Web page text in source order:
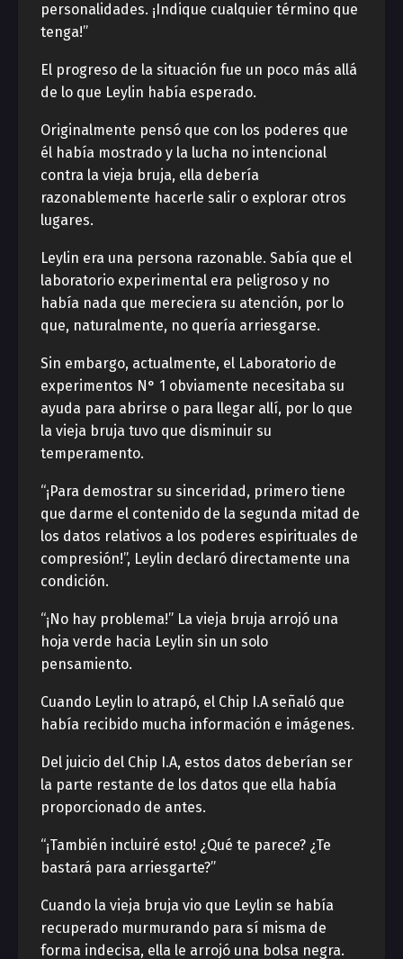
personalidades. ¡Indique cualquier término que
tenga!”
El progreso de la situación fue un poco más allá
de lo que Leylin había esperado.
Originalmente pensó que con los poderes que
él había mostrado y la lucha no intencional
contra la vieja bruja, ella debería
razonablemente hacerle salir o explorar otros
lugares.
Leylin era una persona razonable. Sabía que el
laboratorio experimental era peligroso y no
había nada que mereciera su atención, por lo
que, naturalmente, no quería arriesgarse.
Sin embargo, actualmente, el Laboratorio de
experimentos N° 1 obviamente necesitaba su
ayuda para abrirse o para llegar allí, por lo que
la vieja bruja tuvo que disminuir su
temperamento.
“¡Para demostrar su sinceridad, primero tiene
que darme el contenido de la segunda mitad de
los datos relativos a los poderes espirituales de
compresión!”, Leylin declaró directamente una
condición.
“¡No hay problema!” La vieja bruja arrojó una
hoja verde hacia Leylin sin un solo
pensamiento.
Cuando Leylin lo atrapó, el Chip I.A señaló que
había recibido mucha información e imágenes.
Del juicio del Chip I.A, estos datos deberían ser
la parte restante de los datos que ella había
proporcionado de antes.
“¡También incluiré esto! ¿Qué te parece? ¿Te
bastará para arriesgarte?”
Cuando la vieja bruja vio que Leylin se había
recuperado murmurando para sí misma de
forma indecisa, ella le arrojó una bolsa negra.